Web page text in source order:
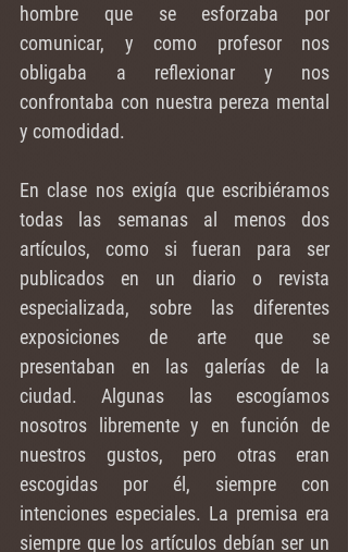
hombre que se esforzaba por
comunicar, y como profesor nos
obligaba a reflexionar y nos
confrontaba con nuestra pereza mental
y comodidad.
En clase nos exigía que escribiéramos
todas las semanas al menos dos
artículos, como si fueran para ser
publicados en un diario o revista
especializada, sobre las diferentes
exposiciones de arte que se
presentaban en las galerías de la
ciudad. Algunas las escogíamos
nosotros libremente y en función de
nuestros gustos, pero otras eran
escogidas por él, siempre con
intenciones especiales. La premisa era
siempre que los artículos debían ser un